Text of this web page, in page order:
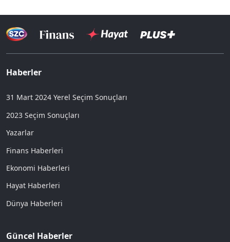
Haberler
31 Mart 2024 Yerel Seçim Sonuçları
2023 Seçim Sonuçları
Yazarlar
Finans Haberleri
Ekonomi Haberleri
Hayat Haberleri
Dünya Haberleri
Güncel Haberler